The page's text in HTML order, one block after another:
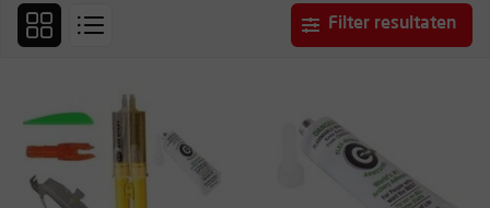
Filter resultaten